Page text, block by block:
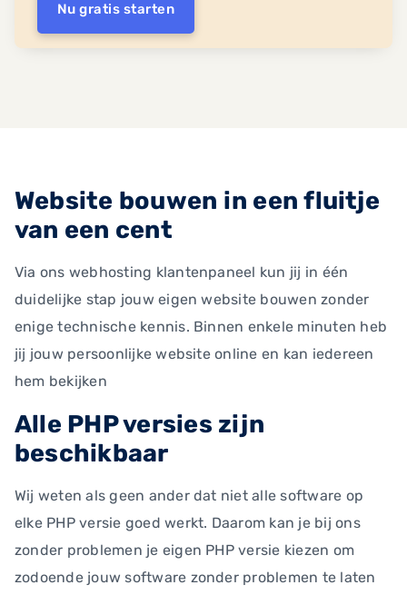
Nu gratis starten
Website bouwen in een fluitje
van een cent
Via ons webhosting klantenpaneel kun jij in één
duidelijke stap jouw eigen website bouwen zonder
enige technische kennis. Binnen enkele minuten heb
jij jouw persoonlijke website online en kan iedereen
hem bekijken
Alle PHP versies zijn
beschikbaar
Wij weten als geen ander dat niet alle software op
elke PHP versie goed werkt. Daarom kan je bij ons
zonder problemen je eigen PHP versie kiezen om
zodoende jouw software zonder problemen te laten